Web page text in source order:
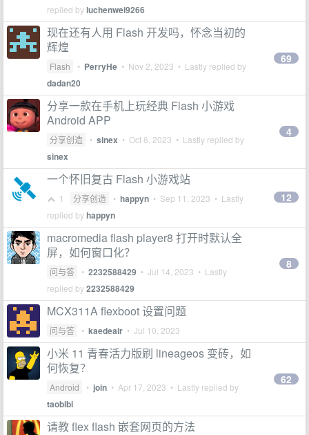
replied byluchenwei9266
现在还有人用 Flash 开发吗，怀念当初的
辉煌
Flash • PerryHe • Nov 2, 2023 • Lastly replied by
dadan20
69
分享一款在手机上玩经典 Flash 小游戏
Android APP
分享创造 • sinex • Oct 6, 2023 • Lastly replied by
sinex
4
一个怀旧复古 Flash 小游戏站
1 分享创造 • happyn • Sep 11, 2023 • Lastly
replied byhappyn
12
macromedia flash player8 打开时默认全
屏，如何窗口化？
问与答 • 2232588429 • Jul 14, 2023 • Lastly
replied by2232588429
8
MCX311A flexboot 设置问题
问与答 • kaedeair • Jul 10, 2023
小米 11 青春活力版刷 lineageos 变砖，如
何恢复？
Android • join • Apr 17, 2023 • Lastly replied by
taobibi
62
请教 flex flash 嵌套网页的方法